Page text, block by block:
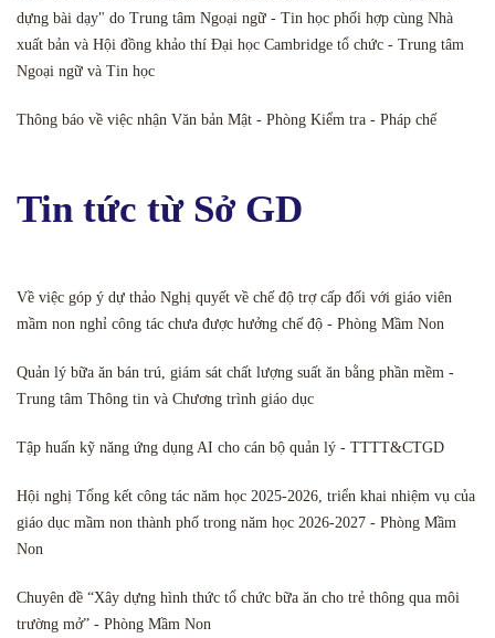
dựng bài dạy" do Trung tâm Ngoại ngữ - Tin học phối hợp cùng Nhà
xuất bản và Hội đồng khảo thí Đại học Cambridge tổ chức - Trung tâm
Ngoại ngữ và Tin học
Thông báo về việc nhận Văn bản Mật - Phòng Kiểm tra - Pháp chế
Tin tức từ Sở GD
Về việc góp ý dự thảo Nghị quyết về chế độ trợ cấp đối với giáo viên
mầm non nghỉ công tác chưa được hưởng chế độ - Phòng Mầm Non
Quản lý bữa ăn bán trú, giám sát chất lượng suất ăn bằng phần mềm -
Trung tâm Thông tin và Chương trình giáo dục
Tập huấn kỹ năng ứng dụng AI cho cán bộ quản lý - TTTT&CTGD
Hội nghị Tổng kết công tác năm học 2025-2026, triển khai nhiệm vụ của
giáo dục mầm non thành phố trong năm học 2026-2027 - Phòng Mầm
Non
Chuyên đề “Xây dựng hình thức tổ chức bữa ăn cho trẻ thông qua môi
trường mở” - Phòng Mầm Non